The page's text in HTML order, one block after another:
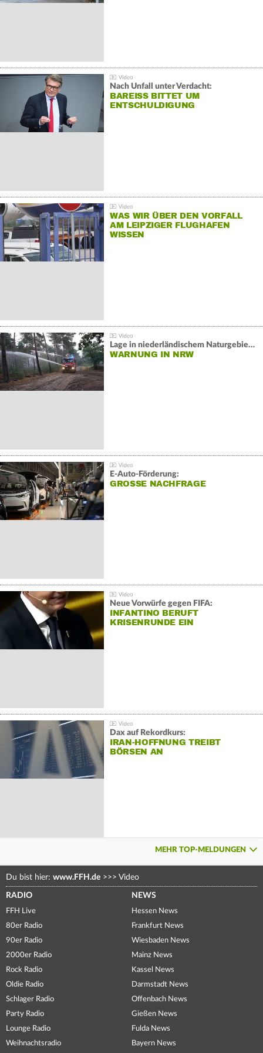
Nach Unfall unter Verdacht:
BAREISS BITTET UM E
NTSCHULDIGUNG
WAS WIR ÜBER DEN VORFALL
AM LEIPZIGER FLUGHAFEN
WISSEN
Lage in niederländischem Naturgebiet stabil
WARNUNG IN NRW
E-Auto-Förderung:
GROSSE NACHFRAGE
Neue Vorwürfe gegen FIFA:
INFANTINO BERUFT
KRISENRUNDE EIN
Dax auf Rekordkurs:
IRAN-HOFFNUNG TREIBT
BÖRSEN AN
MEHR TOP-MELDUNGEN
Du bist hier: www.FFH.de >>> Video
RADIO
FFH Live
80er Radio
90er Radio
2000er Radio
Rock Radio
Oldie Radio
Schlager Radio
Party Radio
Lounge Radio
Weihnachtsradio
NEWS
Hessen News
Frankfurt News
Wiesbaden News
Mainz News
Kassel News
Darmstadt News
Offenbach News
Gießen News
Fulda News
Bayern News